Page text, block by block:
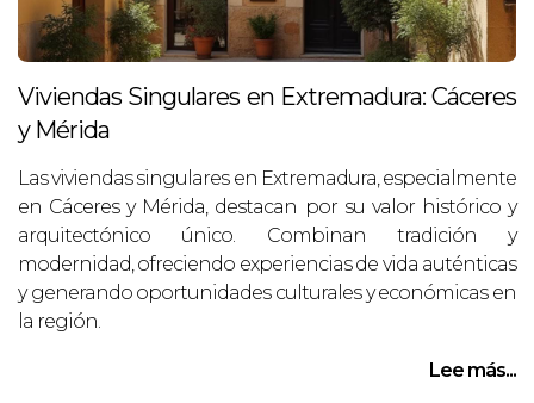
Viviendas Singulares en Extremadura: Cáceres
y Mérida
Las viviendas singulares en Extremadura, especialmente
en Cáceres y Mérida, destacan por su valor histórico y
arquitectónico único. Combinan tradición y
modernidad, ofreciendo experiencias de vida auténticas
y generando oportunidades culturales y económicas en
la región.
Lee más...